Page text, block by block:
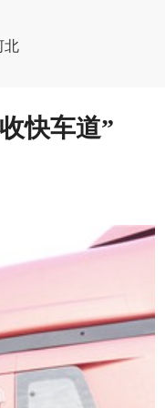
北
快车道”